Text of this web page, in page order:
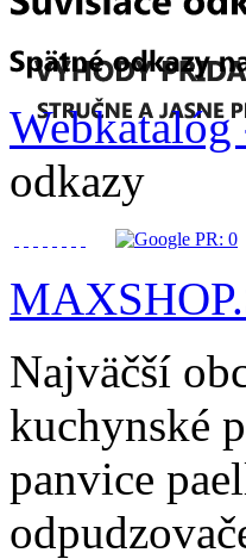
odkazy
Najväčší
kuchynské
panvice